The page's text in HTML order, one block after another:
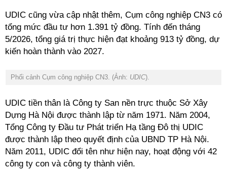
UDIC cũng vừa cập nhật thêm, Cụm công nghiệp CN3 có
tổng mức đầu tư hơn 1.391 tỷ đồng. Tính đến tháng
5/2026, tổng giá trị thực hiện đạt khoảng 913 tỷ đồng, dự
kiến hoàn thành vào 2027.
Phối cảnh Cụm công nghiệp CN3. (Ảnh: UDIC).
UDIC tiền thân là Công ty San nền trực thuộc Sở Xây
Dựng Hà Nội được thành lập từ năm 1971. Năm 2004,
Tổng Công ty Đầu tư Phát triển Hạ tầng Đô thị UDIC
được thành lập theo quyết định của UBND TP Hà Nội.
Năm 2011, UDIC đổi tên như hiện nay, hoạt động với 42
công ty con và công ty thành viên.